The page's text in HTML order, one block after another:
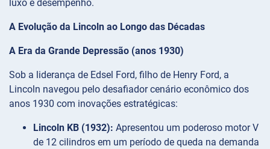
luxo e desempenho.
A Evolução da Lincoln ao Longo das Décadas
A Era da Grande Depressão (anos 1930)
Sob a liderança de Edsel Ford, filho de Henry Ford, a
Lincoln navegou pelo desafiador cenário econômico dos
anos 1930 com inovações estratégicas:
Lincoln KB (1932): Apresentou um poderoso motor V
de 12 cilindros em um período de queda na demanda